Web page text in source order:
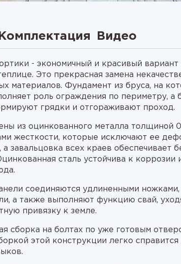
Комплектация Видео
- экономичный и красивый
Это прекрасная замена
материалов. Фундамент из бруса, на
роль ограждения по периметру, а
грядки и отгораживают проход.
из оцинкованного металла толщиной
жесткости, которые исключают ее
а завальцовка всех краев обеспечивает
сталь устойчива к коррозии
соединяются удлиненными
а также выполняют функцию свай,
привязку к земле.
сборка на болтах по уже готовым
этой конструкции легко